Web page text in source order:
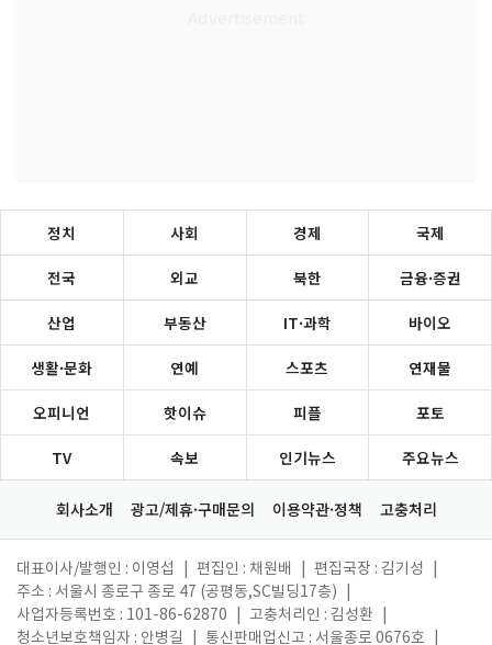
정치 사회 경제 국제
전국 외교 북한 금융·증권
산업 부동산 IT·과학 바이오
생활·문화 연예 스포츠 연재물
오피니언 핫이슈 피플 포토
TV 속보 인기뉴스 주요뉴스
회사소개 광고/제휴·구매문의 이용약관·정책 고충처리
대표이사/발행인 : 이영섭 편집인 : 채원배 편집국장 : 김기성
주소 : 서울시 종로구 종로 47 (공평동,SC빌딩17층)
사업자등록번호 : 101-86-62870
고충처리인 : 김성환
청소년보호책임자 : 안병길
통신판매업신고 : 서울종로 0676호